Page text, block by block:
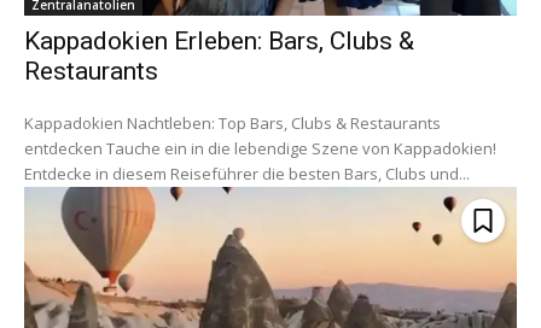
Zentralanatolien
Kappadokien Erleben: Bars, Clubs &
Restaurants
Kappadokien Nachtleben: Top Bars, Clubs & Restaurants
entdecken Tauche ein in die lebendige Szene von Kappadokien!
Entdecke in diesem Reiseführer die besten Bars, Clubs und...